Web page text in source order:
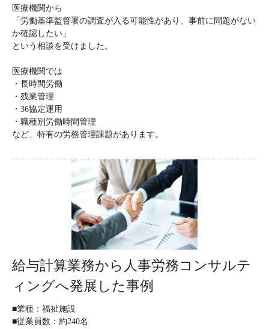
医療機関から
「労働基準監督署の調査が入る可能性があり、事前に問題がない
か確認したい」
という相談を受けました。
医療機関では
・長時間労働
・残業管理
・36協定運用
・職種別労働時間管理
など、特有の労務管理課題があります。
給与計算業務から人事労務コンサルテ
ィングへ発展した事例
■業種：福祉施設
■従業員数：約240名